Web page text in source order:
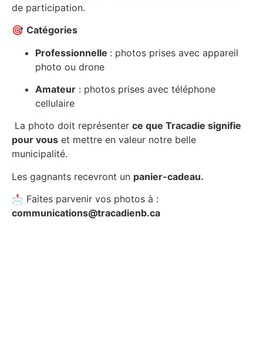
de participation.
🎯 Catégories
Professionnelle : photos prises avec appareil
photo ou drone
Amateur : photos prises avec téléphone
cellulaire
La photo doit représenter ce que Tracadie signifie
pour vous et mettre en valeur notre belle
municipalité.
Les gagnants recevront un panier-cadeau.
📩 Faites parvenir vos photos à :
communications@tracadienb.ca